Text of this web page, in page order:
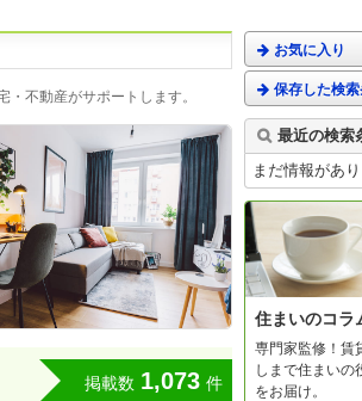
不動産がサポートします。
掲載数 1,073 件
お気に入り
保存した検
最近の検索
まだ情報があ
住まいのコラ
専門家監修！賃
しまで住まいの
をお届け。